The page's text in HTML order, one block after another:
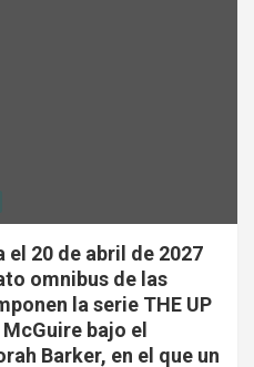
el 20 de abril de 2027
omnibus de las
la serie THE UP
McGuire bajo el
Barker, en el que un